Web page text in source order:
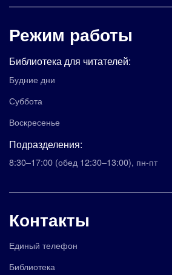
Режим работы
Библиотека для читателей:
Будние дни
Суббота
Воскресенье
Подразделения:
8:30–17:00 (обед 12:30–13:00), пн-пт
Контакты
Единый телефон
Библиотека